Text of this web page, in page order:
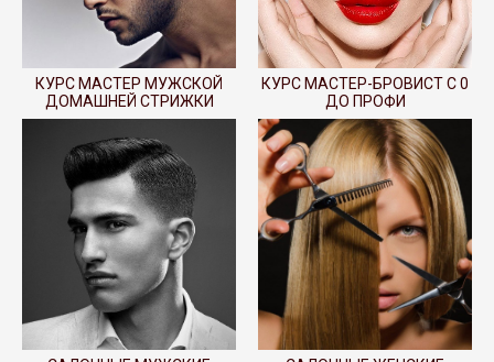
КУРС МАСТЕР МУЖСКОЙ
ДОМАШНЕЙ СТРИЖКИ
КУРС МАСТЕР-БРОВИСТ С 0
ДО ПРОФИ